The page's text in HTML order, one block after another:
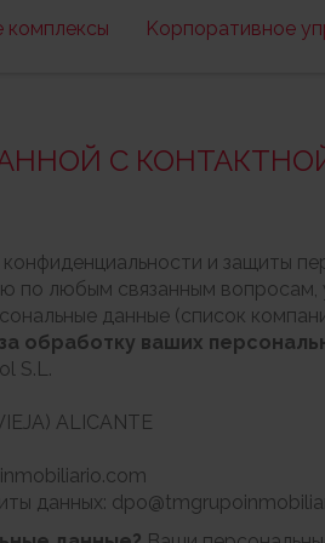
Kорпоративное
С
и защиты
любым связанным вопросам,
данные (список
обработку ваших
S.L.
ALICANTE
данных: